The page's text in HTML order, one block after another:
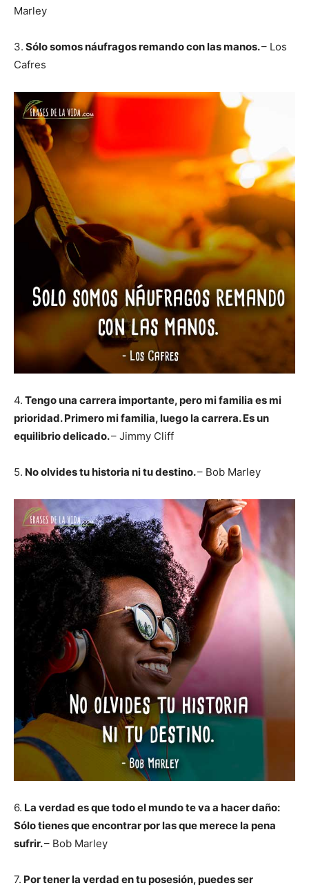
Marley
3. Sólo somos náufragos remando con las manos.– Los
Cafres
4. Tengo una carrera importante, pero mi familia es mi
prioridad. Primero mi familia, luego la carrera. Es un
equilibrio delicado.– Jimmy Cliff
5. No olvides tu historia ni tu destino.– Bob Marley
6. La verdad es que todo el mundo te va a hacer daño:
Sólo tienes que encontrar por las que merece la pena
sufrir.– Bob Marley
7. Por tener la verdad en tu posesión, puedes ser